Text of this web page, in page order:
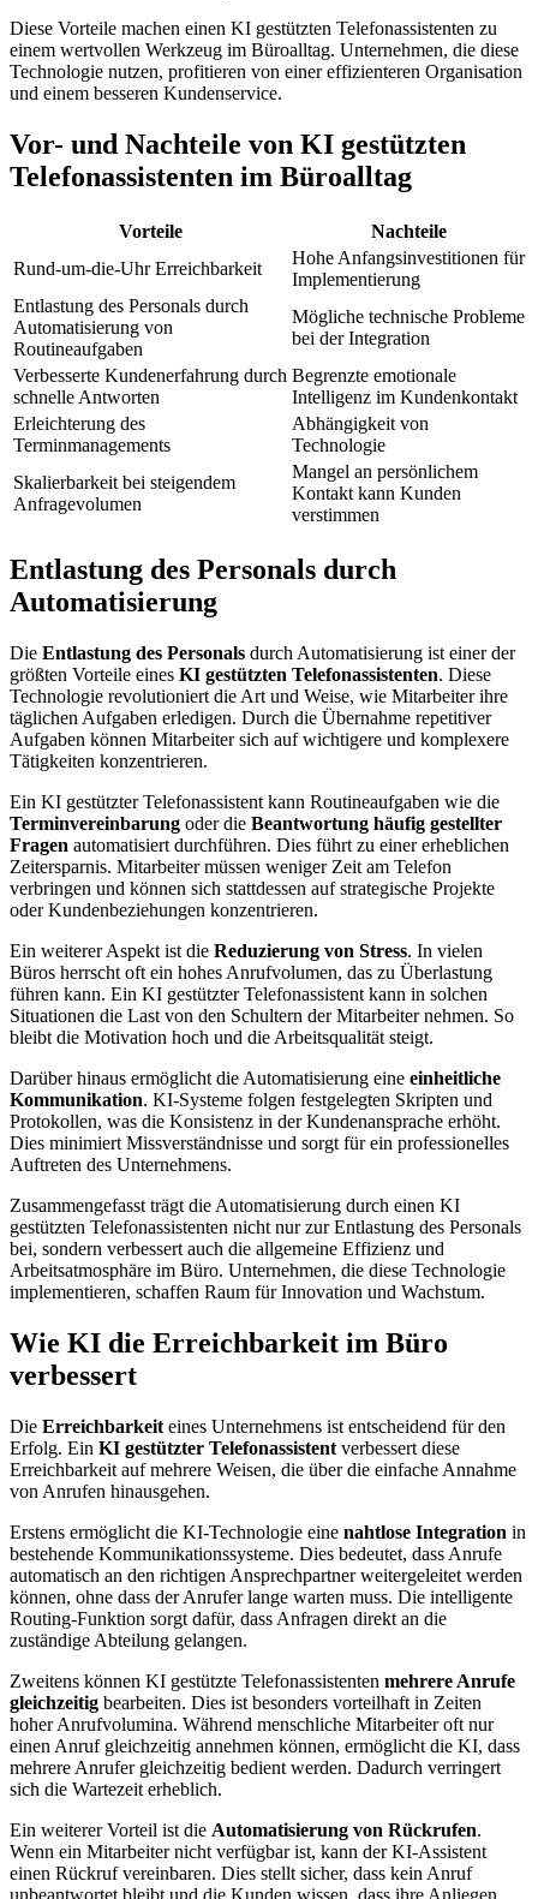
Diese Vorteile machen einen KI gestützten Telefonassistenten zu
einem wertvollen Werkzeug im Büroalltag. Unternehmen, die diese
Technologie nutzen, profitieren von einer effizienteren Organisation
und einem besseren Kundenservice.
Vor- und Nachteile von KI gestützten
Telefonassistenten im Büroalltag
Vorteile
Nachteile
Rund-um-die-Uhr Erreichbarkeit
Hohe Anfangsinvestitionen für
Implementierung
Entlastung des Personals durch
Automatisierung von
Routineaufgaben
Mögliche technische Probleme
bei der Integration
Verbesserte Kundenerfahrung durch
schnelle Antworten
Begrenzte emotionale
Intelligenz im Kundenkontakt
Erleichterung des
Terminmanagements
Abhängigkeit von
Technologie
Skalierbarkeit bei steigendem
Anfragevolumen
Mangel an persönlichem
Kontakt kann Kunden
verstimmen
Entlastung des Personals durch
Automatisierung
Die Entlastung des Personals durch Automatisierung ist einer der
größten Vorteile eines KI gestützten Telefonassistenten. Diese
Technologie revolutioniert die Art und Weise, wie Mitarbeiter ihre
täglichen Aufgaben erledigen. Durch die Übernahme repetitiver
Aufgaben können Mitarbeiter sich auf wichtigere und komplexere
Tätigkeiten konzentrieren.
Ein KI gestützter Telefonassistent kann Routineaufgaben wie die
Terminvereinbarung oder die Beantwortung häufig gestellter
Fragen automatisiert durchführen. Dies führt zu einer erheblichen
Zeitersparnis. Mitarbeiter müssen weniger Zeit am Telefon
verbringen und können sich stattdessen auf strategische Projekte
oder Kundenbeziehungen konzentrieren.
Ein weiterer Aspekt ist die Reduzierung von Stress. In vielen
Büros herrscht oft ein hohes Anrufvolumen, das zu Überlastung
führen kann. Ein KI gestützter Telefonassistent kann in solchen
Situationen die Last von den Schultern der Mitarbeiter nehmen. So
bleibt die Motivation hoch und die Arbeitsqualität steigt.
Darüber hinaus ermöglicht die Automatisierung eine einheitliche
Kommunikation. KI-Systeme folgen festgelegten Skripten und
Protokollen, was die Konsistenz in der Kundenansprache erhöht.
Dies minimiert Missverständnisse und sorgt für ein professionelles
Auftreten des Unternehmens.
Zusammengefasst trägt die Automatisierung durch einen KI
gestützten Telefonassistenten nicht nur zur Entlastung des Personals
bei, sondern verbessert auch die allgemeine Effizienz und
Arbeitsatmosphäre im Büro. Unternehmen, die diese Technologie
implementieren, schaffen Raum für Innovation und Wachstum.
Wie KI die Erreichbarkeit im Büro
verbessert
Die Erreichbarkeit eines Unternehmens ist entscheidend für den
Erfolg. Ein KI gestützter Telefonassistent verbessert diese
Erreichbarkeit auf mehrere Weisen, die über die einfache Annahme
von Anrufen hinausgehen.
Erstens ermöglicht die KI-Technologie eine nahtlose Integration in
bestehende Kommunikationssysteme. Dies bedeutet, dass Anrufe
automatisch an den richtigen Ansprechpartner weitergeleitet werden
können, ohne dass der Anrufer lange warten muss. Die intelligente
Routing-Funktion sorgt dafür, dass Anfragen direkt an die
zuständige Abteilung gelangen.
Zweitens können KI gestützte Telefonassistenten mehrere Anrufe
gleichzeitig bearbeiten. Dies ist besonders vorteilhaft in Zeiten
hoher Anrufvolumina. Während menschliche Mitarbeiter oft nur
einen Anruf gleichzeitig annehmen können, ermöglicht die KI, dass
mehrere Anrufer gleichzeitig bedient werden. Dadurch verringert
sich die Wartezeit erheblich.
Ein weiterer Vorteil ist die Automatisierung von Rückrufen.
Wenn ein Mitarbeiter nicht verfügbar ist, kann der KI-Assistent
einen Rückruf vereinbaren. Dies stellt sicher, dass kein Anruf
unbeantwortet bleibt und die Kunden wissen, dass ihre Anliegen